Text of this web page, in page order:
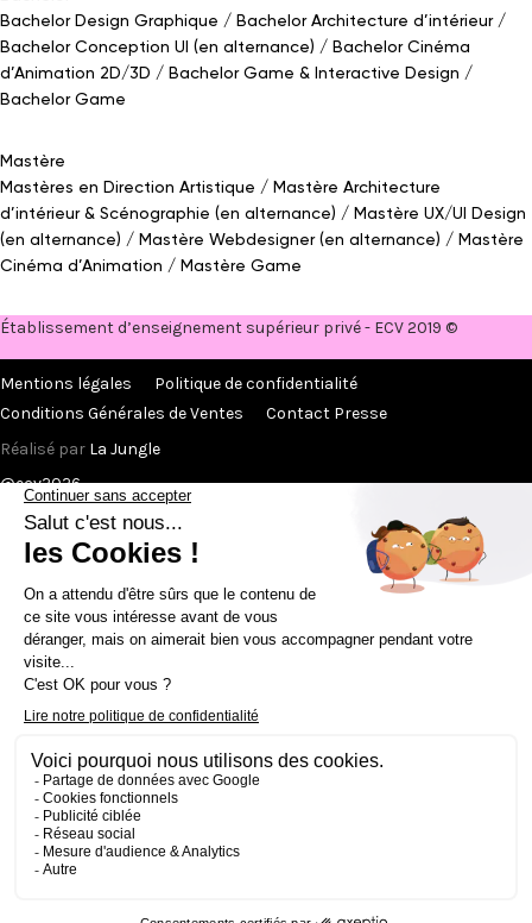
Bachelor Design Graphique
Bachelor Architecture d’intérieur
Bachelor Conception UI (en alternance)
Bachelor Cinéma
d’Animation 2D/3D
Bachelor Game & Interactive Design
Bachelor Game
Mastère
Mastères en Direction Artistique
Mastère Architecture
d’intérieur& Scénographie (en alternance)
Mastère UX/UI Design
(en alternance)
Mastère Webdesigner (en alternance)
Mastère
Cinéma d’Animation
Mastère Game
Établissement d’enseignement supérieur privé - ECV 2019 ©
Mentions légales
Politique de confidentialité
Conditions Générales de Ventes
Contact Presse
Réalisé par La Jungle
@ecv2026